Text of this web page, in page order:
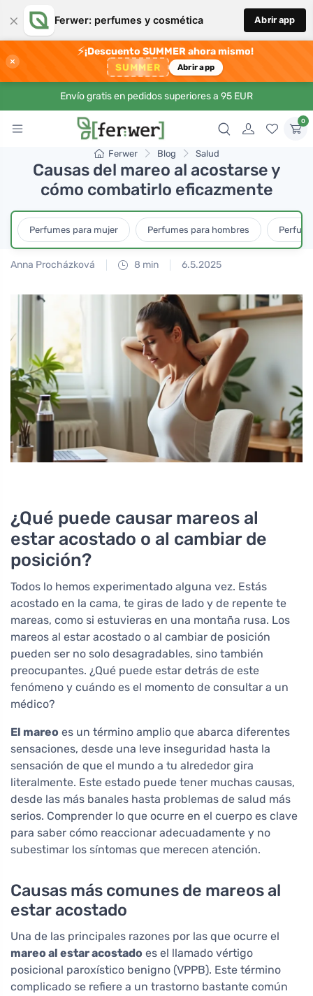
× Ferwer: perfumes y cosmética Abrir app
×
⚡¡Descuento SUMMER ahora mismo!
SUMMER Abrir app
Envío gratis en pedidos superiores a 95 EUR
0
Ferwer Blog Salud
Causas del mareo al acostarse y
cómo combatirlo eficazmente
Perfumes para mujer Perfumes para hombres
Anna Procházková 8 min 6.5.2025
¿Qué puede causar mareos al
estar acostado o al cambiar de
posición?
Todos lo hemos experimentado alguna vez. Estás
acostado en la cama, te giras de lado y de repente te
mareas, como si estuvieras en una montaña rusa. Los
mareos al estar acostado o al cambiar de posición
pueden ser no solo desagradables, sino también
preocupantes. ¿Qué puede estar detrás de este
fenómeno y cuándo es el momento de consultar a un
médico?
El mareo es un término amplio que abarca diferentes
sensaciones, desde una leve inseguridad hasta la
sensación de que el mundo a tu alrededor gira
literalmente. Este estado puede tener muchas causas,
desde las más banales hasta problemas de salud más
serios. Comprender lo que ocurre en el cuerpo es clave
para saber cómo reaccionar adecuadamente y no
subestimar los síntomas que merecen atención.
Causas más comunes de mareos al
estar acostado
Una de las principales razones por las que ocurre el
mareo al estar acostado es el llamado vértigo
posicional paroxístico benigno (VPPB). Este término
complicado se refiere a un trastorno bastante común